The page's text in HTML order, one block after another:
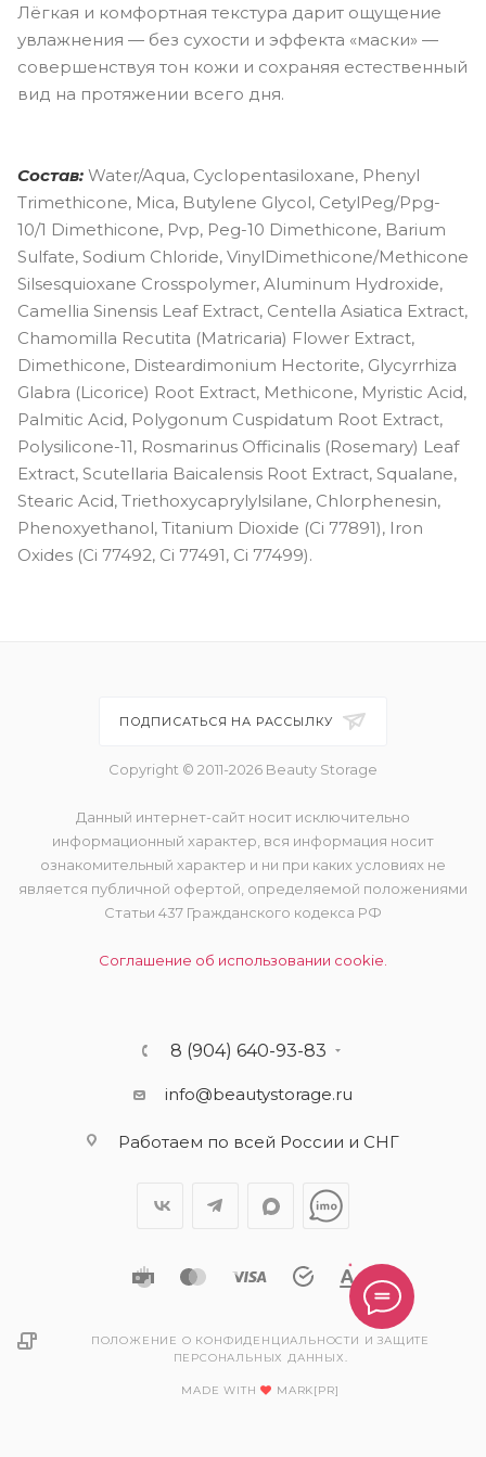
Лёгкая и комфортная текстура дарит ощущение
увлажнения — без сухости и эффекта «маски» —
совершенствуя тон кожи и сохраняя естественный
вид на протяжении всего дня.
Состав: Water/Aqua, Cyclopentasiloxane, Phenyl
Trimethicone, Mica, Butylene Glycol, CetylPeg/Ppg-
10/1 Dimethicone, Pvp, Peg-10 Dimethicone, Barium
Sulfate, Sodium Chloride, VinylDimethicone/Methicone
Silsesquioxane Crosspolymer, Aluminum Hydroxide,
Camellia Sinensis Leaf Extract, Centella Asiatica Extract,
Chamomilla Recutita (Matricaria) Flower Extract,
Dimethicone, Disteardimonium Hectorite, Glycyrrhiza
Glabra (Licorice) Root Extract, Methicone, Myristic Acid,
Palmitic Acid, Polygonum Cuspidatum Root Extract,
Polysilicone-11, Rosmarinus Officinalis (Rosemary) Leaf
Extract, Scutellaria Baicalensis Root Extract, Squalane,
Stearic Acid, Triethoxycaprylylsilane, Chlorphenesin,
Phenoxyethanol, Titanium Dioxide (Ci 77891), Iron
Oxides (Ci 77492, Ci 77491, Ci 77499).
ПОДПИСАТЬСЯ НА РАССЫЛКУ
Copyright © 2011-2026 Beauty Storage
Данный интернет-сайт носит исключительно
информационный характер, вся информация носит
ознакомительный характер и ни при каких условиях не
является публичной офертой, определяемой положениями
Статьи 437 Гражданского кодекса РФ
Соглашение об использовании cookie.
8 (904) 640-93-83
info@beautystorage.ru
Работаем по всей России и СНГ
ПОЛОЖЕНИЕ О КОНФИДЕНЦИАЛЬНОСТИ И ЗАЩИТЕ
ПЕРСОНАЛЬНЫХ ДАННЫХ.
MADE WITH MARK[PR]